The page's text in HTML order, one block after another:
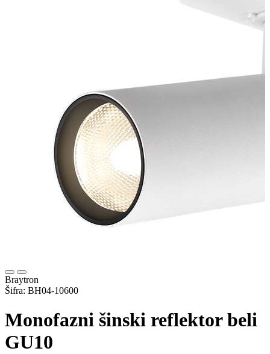
Braytron
Šifra: BH04-10600
Monofazni šinski reflektor beli
GU10